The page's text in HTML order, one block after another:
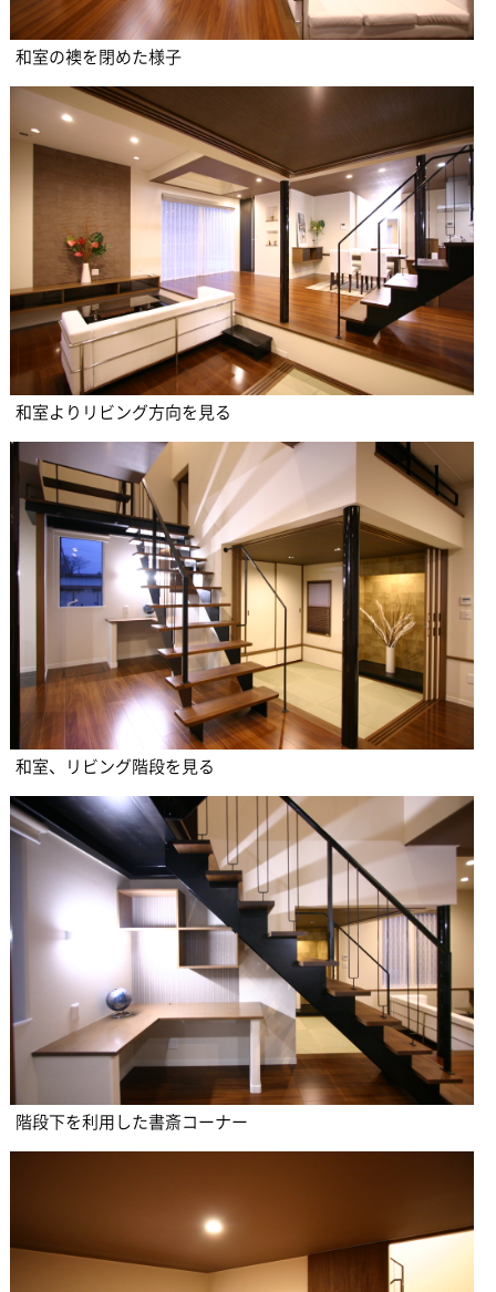
和室の襖を閉めた様子
和室よりリビング方向を見る
和室、リビング階段を見る
階段下を利用した書斎コーナー